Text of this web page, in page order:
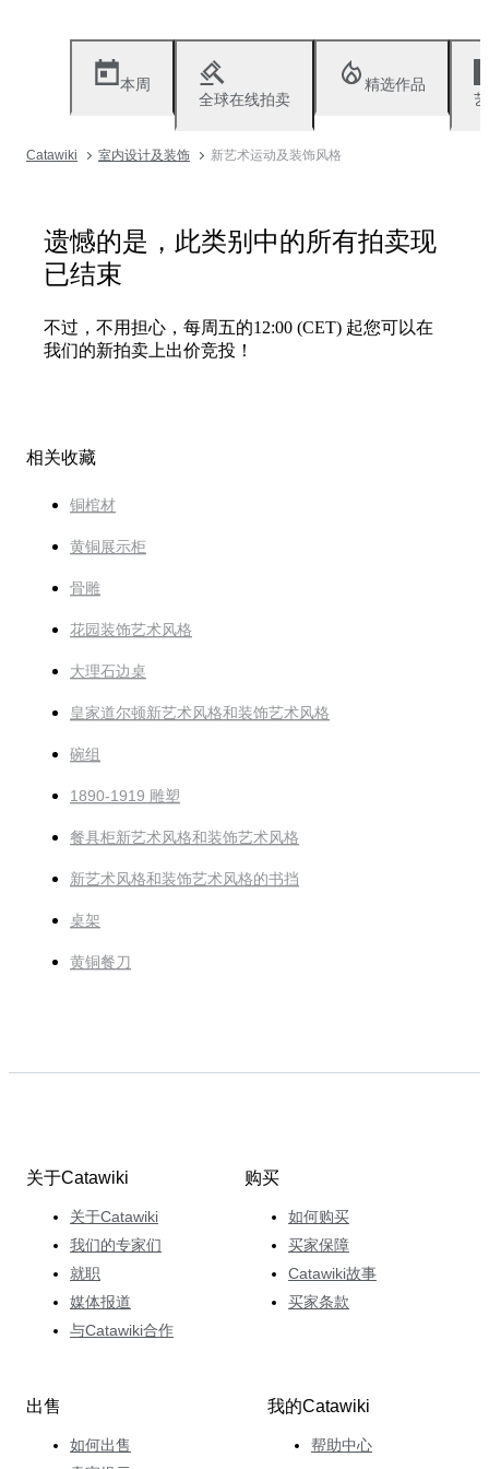
本周
全球在线拍卖
精选作品
Catawiki 室内设计及装饰 新艺术运动及装饰风格
遗憾的是，此类别中的所有拍卖现
已结束
不过，不用担心，每周五的12:00 (CET) 起您可以在
我们的新拍卖上出价竞投！
相关收藏
铜棺材
黄铜展示柜
骨雕
花园装饰艺术风格
大理石边桌
皇家道尔顿新艺术风格和装饰艺术风格
碗组
1890-1919 雕塑
餐具柜新艺术风格和装饰艺术风格
新艺术风格和装饰艺术风格的书挡
桌架
黄铜餐刀
关于Catawiki
关于Catawiki
我们的专家们
就职
媒体报道
与Catawiki合作
购买
如何购买
买家保障
Catawiki故事
买家条款
出售
如何出售
我的Catawiki
帮助中心